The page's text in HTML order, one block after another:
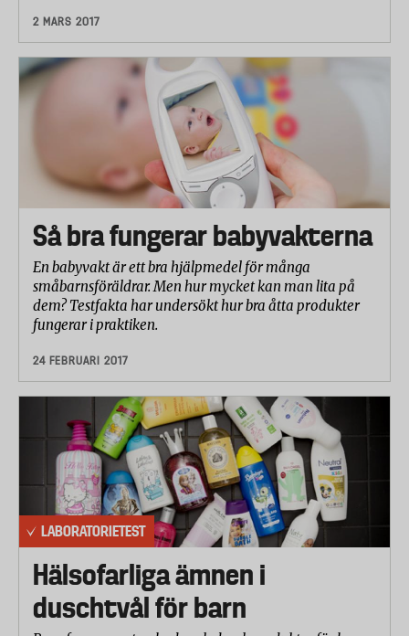
2 MARS 2017
Så bra fungerar babyvakterna
En babyvakt är ett bra hjälpmedel för många
småbarnsföräldrar. Men hur mycket kan man lita på
dem? Testfakta har undersökt hur bra åtta produkter
fungerar i praktiken.
24 FEBRUARI 2017
LABORATORIETEST
Hälsofarliga ämnen i
duschtvål för barn